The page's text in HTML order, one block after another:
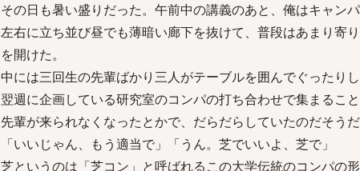
その日も暑い盛りだった。午前中の講義のあと、俺はキャン
左右に立ち並び昼でも薄暗い廊下を抜けて、普段はあまり寄
を開けた。
中には三回生の先輩ばかり三人がテーブルを囲んでぐったりし
翌週に企画している研究室のコンパの打ち合わせで集まるこ
先輩が来られなくなったとかで、だらだらしていたのだそうだ
「いいじゃん、もう適当で」「うん。芝でいいよ、芝で」
芝というのは「芝コン」と呼ばれるこの大学伝統のコンパの